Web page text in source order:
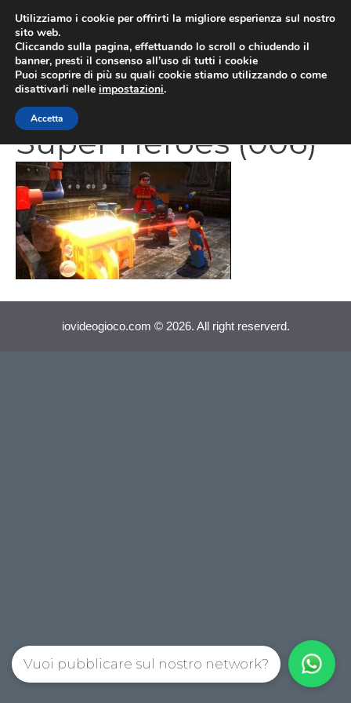
contenuto
Lego Batman 2 DC
Super Heroes (006)
iovideogioco.com © 2026. All right reserverd.
Utilizziamo i cookie per offrirti la migliore esperienza sul nostro
sito web.
Cliccando sulla pagina, effettuando lo scroll o chiudendo il
banner, presti il consenso all’uso di tutti i cookie
Puoi scoprire di più su quali cookie stiamo utilizzando o come
disattivarli nelle impostazioni.
Accetta
Vuoi pubblicare sul nostro network?